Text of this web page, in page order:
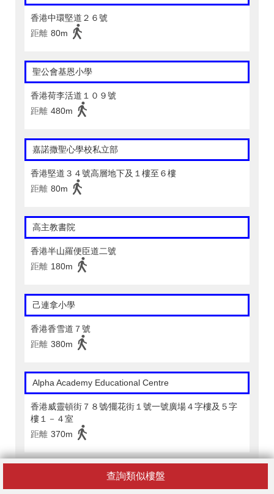
查詢類似樓盤
香港中環堅道２６號
距離 80m
聖公會基恩小學
香港荷李活道１０９號
距離 480m
嘉諾撒聖心學校私立部
香港堅道３４號高層地下及１樓至６樓
距離 80m
高主教書院
香港半山羅便臣道二號
距離 180m
己連拿小學
香港香雪道７號
距離 380m
Alpha Academy Educational Centre
香港威靈頓街７８號∕擺花街１號一號廣場４字樓及５字
樓１－４室
距離 370m
AMG Tutorial Centre